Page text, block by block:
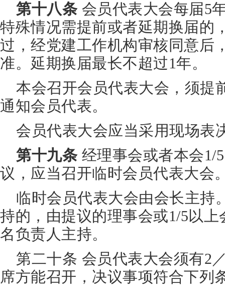
第十八条会员代表大会每届5
特殊情况需提前或者延期换届的
过，经党建工作机构审核同意后
准。延期换届最长不超过1年。
本会召开会员代表大会，须提
通知会员代表。
会员代表大会应当采用现场表
第十九条经理事会或者本会1/
议，应当召开临时会员代表大会
临时会员代表大会由会长主持
持的，由提议的理事会或1/5以
名负责人主持。
第二十条 会员代表大会须有2
席方能召开，决议事项符合下列